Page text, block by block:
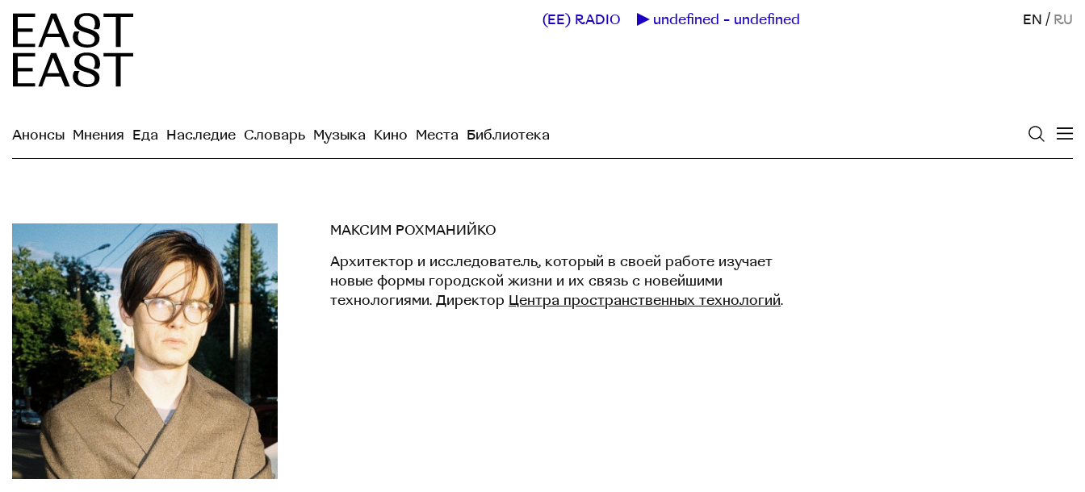
(EE) RADIO undefined - undefined EN / RU
Анонсы Мнения Еда Наследие Словарь Музыка Кино Места Библиотека
МАКСИМ РОХМАНИЙКО
Архитектор и исследователь, который в своей работе изучает
новые формы городской жизни и их связь с новейшими
технологиями. Директор Центра пространственных технологий.